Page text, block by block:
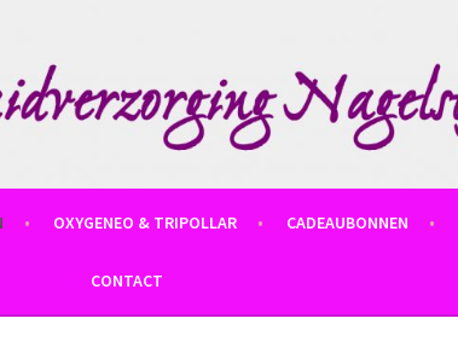
OXYGENEO & TRIPOLLAR CADEAUBONNEN
CONTACT